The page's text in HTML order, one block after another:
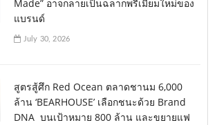
Made” อาจกลายเป็นฉลากพรีเมียมใหม่ของ
แบรนด์
July 30, 2026
สูตรสู้ศึก Red Ocean ตลาดชานม 6,000
ล้าน ‘BEARHOUSE’ เลือกชนะด้วย Brand
DNA บนเป้าหมาย 800 ล้าน และขยายแฟ